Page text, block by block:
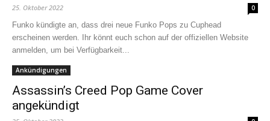
25. Oktober 2022 0
Funko kündigte an, dass drei neue Funko Pops zu Cuphead
erscheinen werden. Ihr könnt euch schon auf der offiziellen Website
anmelden, um bei Verfügbarkeit...
Ankündigungen
Assassin’s Creed Pop Game Cover
angekündigt